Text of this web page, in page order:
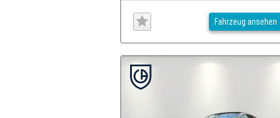
Fahrzeug ansehen